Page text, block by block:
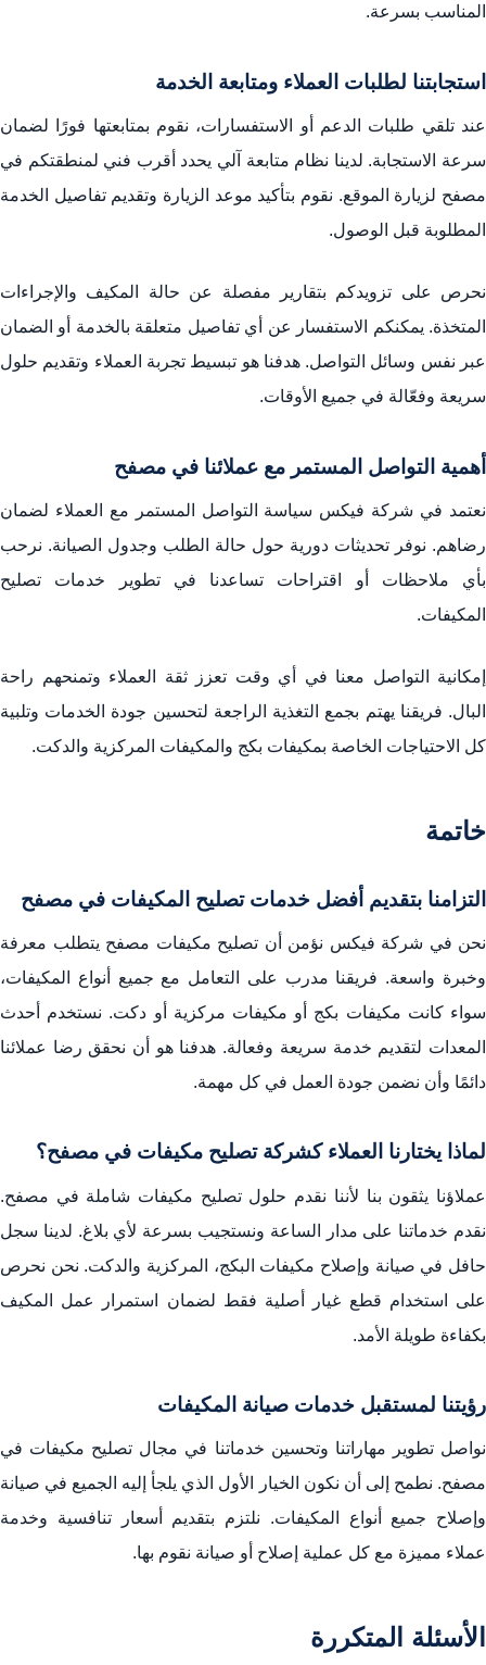
المناسب بسرعة.
استجابتنا لطلبات العملاء ومتابعة الخدمة
عند تلقي طلبات الدعم أو الاستفسارات، نقوم بمتابعتها فورًا لضمان
سرعة الاستجابة. لدينا نظام متابعة آلي يحدد أقرب فني لمنطقتكم في
مصفح لزيارة الموقع. نقوم بتأكيد موعد الزيارة وتقديم تفاصيل الخدمة
المطلوبة قبل الوصول.
نحرص على تزويدكم بتقارير مفصلة عن حالة المكيف والإجراءات
المتخذة. يمكنكم الاستفسار عن أي تفاصيل متعلقة بالخدمة أو الضمان
عبر نفس وسائل التواصل. هدفنا هو تبسيط تجربة العملاء وتقديم حلول
سريعة وفعّالة في جميع الأوقات.
أهمية التواصل المستمر مع عملائنا في مصفح
نعتمد في شركة فيكس سياسة التواصل المستمر مع العملاء لضمان
رضاهم. نوفر تحديثات دورية حول حالة الطلب وجدول الصيانة. نرحب
بأي ملاحظات أو اقتراحات تساعدنا في تطوير خدمات تصليح
المكيفات.
إمكانية التواصل معنا في أي وقت تعزز ثقة العملاء وتمنحهم راحة
البال. فريقنا يهتم بجمع التغذية الراجعة لتحسين جودة الخدمات وتلبية
كل الاحتياجات الخاصة بمكيفات بكج والمكيفات المركزية والدكت.
خاتمة
التزامنا بتقديم أفضل خدمات تصليح المكيفات في مصفح
نحن في شركة فيكس نؤمن أن تصليح مكيفات مصفح يتطلب معرفة
وخبرة واسعة. فريقنا مدرب على التعامل مع جميع أنواع المكيفات،
سواء كانت مكيفات بكج أو مكيفات مركزية أو دكت. نستخدم أحدث
المعدات لتقديم خدمة سريعة وفعالة. هدفنا هو أن نحقق رضا عملائنا
دائمًا وأن نضمن جودة العمل في كل مهمة.
لماذا يختارنا العملاء كشركة تصليح مكيفات في مصفح؟
عملاؤنا يثقون بنا لأننا نقدم حلول تصليح مكيفات شاملة في مصفح.
نقدم خدماتنا على مدار الساعة ونستجيب بسرعة لأي بلاغ. لدينا سجل
حافل في صيانة وإصلاح مكيفات البكج، المركزية والدكت. نحن نحرص
على استخدام قطع غيار أصلية فقط لضمان استمرار عمل المكيف
بكفاءة طويلة الأمد.
رؤيتنا لمستقبل خدمات صيانة المكيفات
نواصل تطوير مهاراتنا وتحسين خدماتنا في مجال تصليح مكيفات في
مصفح. نطمح إلى أن نكون الخيار الأول الذي يلجأ إليه الجميع في صيانة
وإصلاح جميع أنواع المكيفات. نلتزم بتقديم أسعار تنافسية وخدمة
عملاء مميزة مع كل عملية إصلاح أو صيانة نقوم بها.
الأسئلة المتكررة